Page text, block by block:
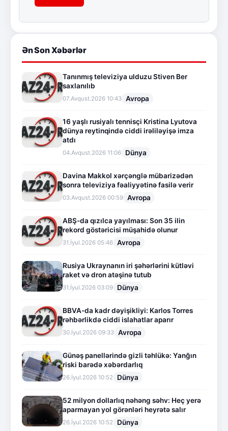
Ən Son Xəbərlər
Tanınmış televiziya ulduzu Stiven Ber
saxlanılıb
07.Avqust.2026 10:43 Avropa
16 yaşlı rusiyalı tennisçi Kristina Lyutova
dünya reytinqində ciddi irəliləyişə imza
atdı
04.Avqust.2026 11:06 Dünya
Davina Makkol xərçənglə mübarizədən
sonra televiziya fəaliyyətinə fasilə verir
03.Avqust.2026 00:59 Avropa
ABŞ-da qızılca yayılması: Son 35 ilin
rekord göstəricisi müşahidə olunur
31.İyul.2026 05:46 Avropa
Rusiya Ukraynanın iri şəhərlərini kütləvi
raket və dron atəşinə tutub
31.İyul.2026 03:09 Dünya
BBVA-da kadr dəyişikliyi: Karlos Torres
rəhbərlikdə ciddi islahatlar aparır
30.İyul.2026 09:33 Avropa
Günəş panellərində gizli təhlükə: Yanğın
riski barədə xəbərdarlıq
26.İyul.2026 10:52 Dünya
52 milyon dollarlıq nəhəng səhv: Heç yerə
aparmayan yol görənləri heyrətə salır
26.İyul.2026 10:52 Dünya